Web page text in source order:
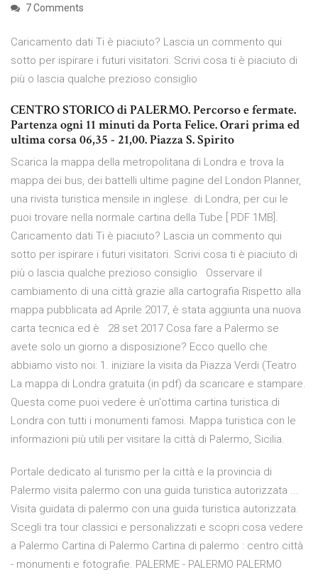
7 Comments
Caricamento dati Ti è piaciuto? Lascia un commento qui
sotto per ispirare i futuri visitatori. Scrivi cosa ti è piaciuto di
più o lascia qualche prezioso consiglio
CENTRO STORICO di PALERMO. Percorso e fermate.
Partenza ogni 11 minuti da Porta Felice. Orari prima ed
ultima corsa 06,35 - 21,00. Piazza S. Spirito
Scarica la mappa della metropolitana di Londra e trova la
mappa dei bus, dei battelli ultime pagine del London Planner,
una rivista turistica mensile in inglese. di Londra, per cui le
puoi trovare nella normale cartina della Tube [ PDF 1MB].
Caricamento dati Ti è piaciuto? Lascia un commento qui
sotto per ispirare i futuri visitatori. Scrivi cosa ti è piaciuto di
più o lascia qualche prezioso consiglio Osservare il
cambiamento di una città grazie alla cartografia Rispetto alla
mappa pubblicata ad Aprile 2017, è stata aggiunta una nuova
carta tecnica ed è 28 set 2017 Cosa fare a Palermo se
avete solo un giorno a disposizione? Ecco quello che
abbiamo visto noi: 1. iniziare la visita da Piazza Verdi (Teatro
La mappa di Londra gratuita (in pdf) da scaricare e stampare.
Questa come puoi vedere è un'ottima cartina turistica di
Londra con tutti i monumenti famosi. Mappa turistica con le
informazioni più utili per visitare la città di Palermo, Sicilia.
Portale dedicato al turismo per la città e la provincia di
Palermo visita palermo con una guida turistica autorizzata ...
Visita guidata di palermo con una guida turistica autorizzata.
Scegli tra tour classici e personalizzati e scopri cosa vedere
a Palermo Cartina di Palermo Cartina di palermo : centro città
- monumenti e fotografie. PALERME - PALERMO PALERMO